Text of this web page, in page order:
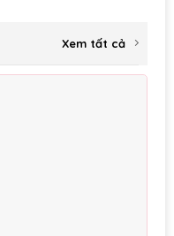
Xem tất cả